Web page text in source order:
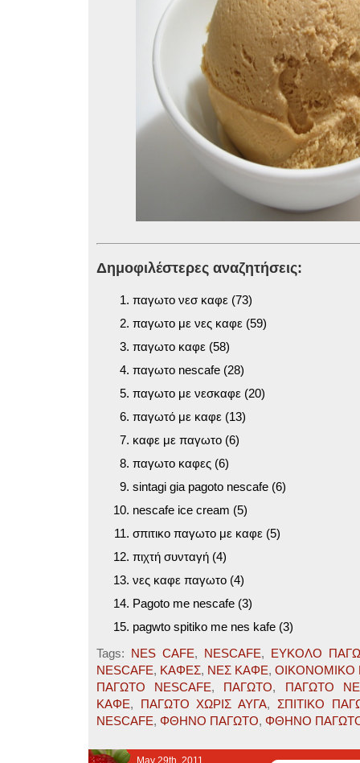
Δημοφιλέστερες αναζητήσεις:
παγωτο νεσ καφε (73)
παγωτο με νες καφε (59)
παγωτο καφε (58)
παγωτο nescafe (28)
παγωτο με νεσκαφε (20)
παγωτό με καφε (13)
καφε με παγωτο (6)
παγωτο καφες (6)
sintagi gia pagoto nescafe (6)
nescafe ice cream (5)
σπιτικο παγωτο με καφε (5)
πιχτή συνταγή (4)
νες καφε παγωτο (4)
Pagoto me nescafe (3)
pagwto spitiko me nes kafe (3)
Tags: NES CAFE, NESCAFE, ΕΥΚΟΛΟ
NESCAFE, ΚΑΦΕΣ, ΝΕΣ ΚΑΦΕ, ΟΙΚΟΝΟΜΙΚΟ
ΠΑΓΩΤΟ NESCAFE, ΠΑΓΩΤΟ, ΠΑΓΩΤΟ
ΚΑΦΕ, ΠΑΓΩΤΟ ΧΩΡΙΣ ΑΥΓΑ, ΣΠΙΤΙΚΟ
NESCAFE, ΦΘΗΝΟ ΠΑΓΩΤΟ, ΦΘΗΝΟ ΠΑΓΩΤΟ